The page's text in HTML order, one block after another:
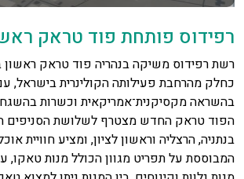
רפידוס פותחת פוד טראק
רשת רפידוס משיקה בנהריה פוד טראק
כחלק מהרחבת פעילותה הקולינרית
בהשראה מקסיקנית־אמריקאית וכשרות
הפוד טראק החדש מצטרף לשלושת הסניפים
בנתניה, הרצליה וראשון לציון, ומציע חוויית
המבוססת על תפריט מגוון הכולל מנות טאקו,